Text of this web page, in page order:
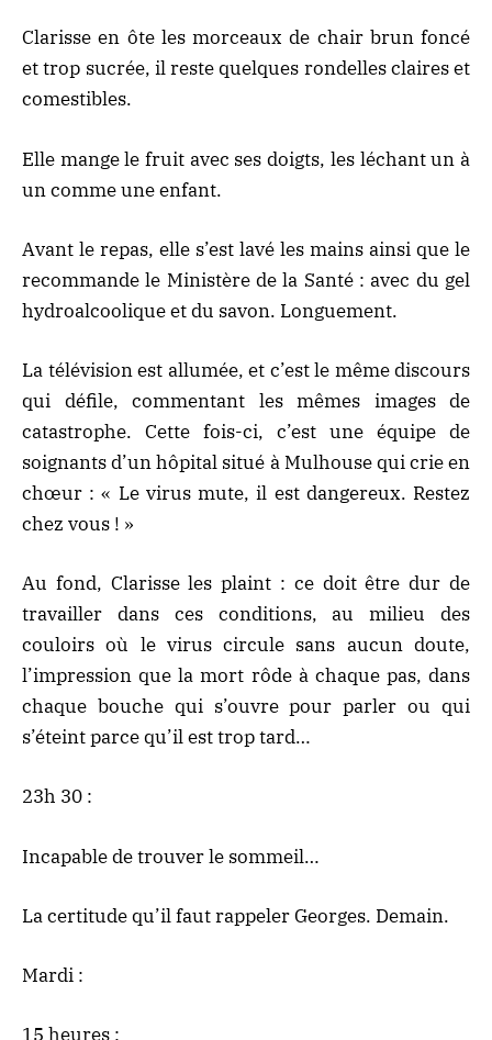
Clarisse en ôte les morceaux de chair brun foncé
et trop sucrée, il reste quelques rondelles claires et
comestibles.
Elle mange le fruit avec ses doigts, les léchant un à
un comme une enfant.
Avant le repas, elle s’est lavé les mains ainsi que le
recommande le Ministère de la Santé : avec du gel
hydroalcoolique et du savon. Longuement.
La télévision est allumée, et c’est le même discours
qui défile, commentant les mêmes images de
catastrophe. Cette fois-ci, c’est une équipe de
soignants d’un hôpital situé à Mulhouse qui crie en
chœur :« Le virus mute, il est dangereux. Restez
chez vous ! »
Au fond, Clarisse les plaint : ce doit être dur de
travailler dans ces conditions, au milieu des
couloirs où le virus circule sans aucun doute,
l’impression que la mort rôde à chaque pas, dans
chaque bouche qui s’ouvre pour parler ou qui
s’éteint parce qu’il est trop tard…
23h 30 :
Incapable de trouver le sommeil…
La certitude qu’il faut rappeler Georges. Demain.
Mardi :
15 heures :